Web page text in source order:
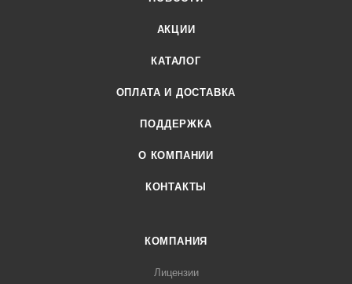
АКЦИИ
КАТАЛОГ
ОПЛАТА И ДОСТАВКА
ПОДДЕРЖКА
О КОМПАНИИ
КОНТАКТЫ
КОМПАНИЯ
Лицензии